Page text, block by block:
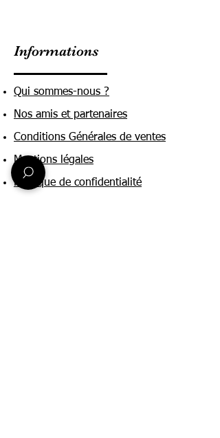
Informations
Qui sommes-nous ?
Nos amis et partenaires
Conditions Générales de ventes
Mentions légales
Politique de confidentialité